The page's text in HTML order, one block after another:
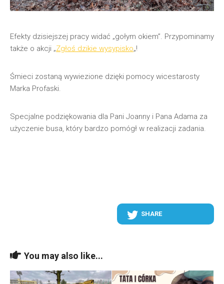
Efekty dzisiejszej pracy widać „gołym okiem”. Przypominamy
także o akcji „Zgłoś dzikie wysypisko„!
Śmieci zostaną wywiezione dzięki pomocy wicestarosty
Marka Profaski.
Specjalne podziękowania dla Pani Joanny i Pana Adama za
użyczenie busa, który bardzo pomógł w realizacji zadania.
SHARE
You may also like...